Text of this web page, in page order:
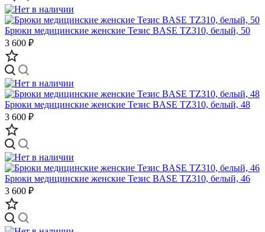
Брюки медицинские женские Тезис BASE TZ310, белый, 50
3 600 ₽
Брюки медицинские женские Тезис BASE TZ310, белый, 48
3 600 ₽
Брюки медицинские женские Тезис BASE TZ310, белый, 46
3 600 ₽